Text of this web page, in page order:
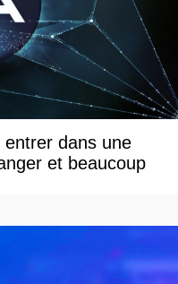
dans une
et beaucoup